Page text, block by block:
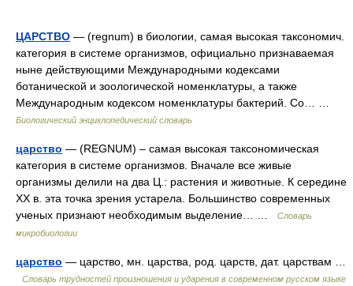
ЦАРСТВО — (regnum) в биологии, самая высокая таксономич.
категория в системе организмов, официально признаваемая
ныне действующими Международными кодексами
ботанической и зоологической номенклатуры, а также
Международным кодексом номенклатуры бактерий. Со… …
Биологический энциклопедический словарь
царство — (REGNUM) – самая высокая таксономическая
категория в системе организмов. Вначале все живые
организмы делили на два Ц.: растения и животные. К середине
XX в. эта точка зрения устарела. Большинство современных
ученых признают необходимым выделение… …
Словарь
микробиологии
царство — царство, мн. царства, род. царств, дат. царствам …
Словарь трудностей произношения и ударения в современном русском языке